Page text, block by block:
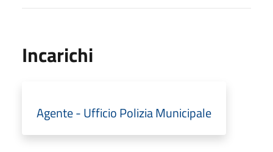
Incarichi
Agente - Ufficio Polizia Municipale